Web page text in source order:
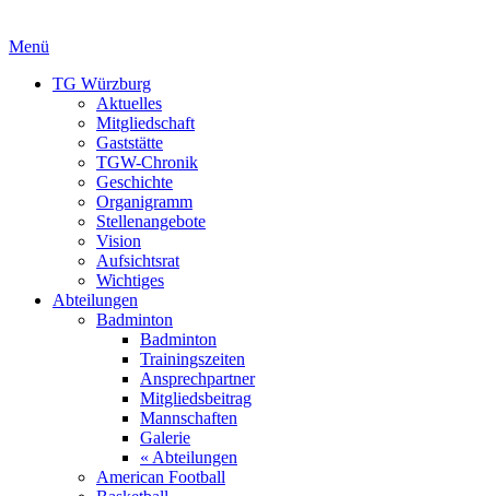
Menü
TG Würzburg
Aktuelles
Mitgliedschaft
Gaststätte
TGW-Chronik
Geschichte
Organigramm
Stellenangebote
Vision
Aufsichtsrat
Wichtiges
Abteilungen
Badminton
Badminton
Trainingszeiten
Ansprechpartner
Mitgliedsbeitrag
Mannschaften
Galerie
« Abteilungen
American Football